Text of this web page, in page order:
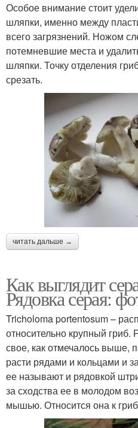
Особое внимание стоит
шляпки, именно между
всего загрязнений. Ножом
потемневшие места и
шляпки. Точку отделения
срезать.
читать дальше →
Как выглядит
Рядовка серая:
Tricholoma portentosum –
относительно крупный гриб.
свое, как отмечалось выше,
расти рядами и кольцами и
ее называют и рядовкой
за сходства ее в молодом
мышью. Относится она к